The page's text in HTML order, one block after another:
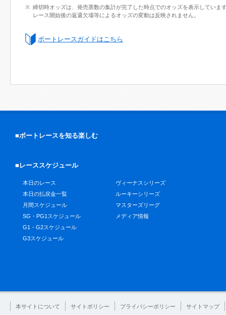
締切時オッズは、発売票数の集計が完了した時点でのオッズを表示していま
レース開始後の返還欠場等によるオッズの変動は反映されません。
ボートレースガイドはこちら
■ボートレースを知る楽しむ
■レーススケジュール
本日のレース
本日の払戻金一覧
月間スケジュール
SG・PG1スケジュール
G1・G2スケジュール
G3スケジュール
ヴィーナスシリーズ
ルーキーシリーズ
マスターズリーグ
メディア情報
本サイトについて サイトポリシー プライバシーポリシー サイトマップ